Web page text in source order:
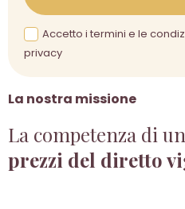
La nostra missione
La competenza di un
prezzi del diretto
Accetto i termini e le
privacy